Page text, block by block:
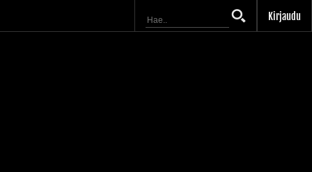
Kirjaudu